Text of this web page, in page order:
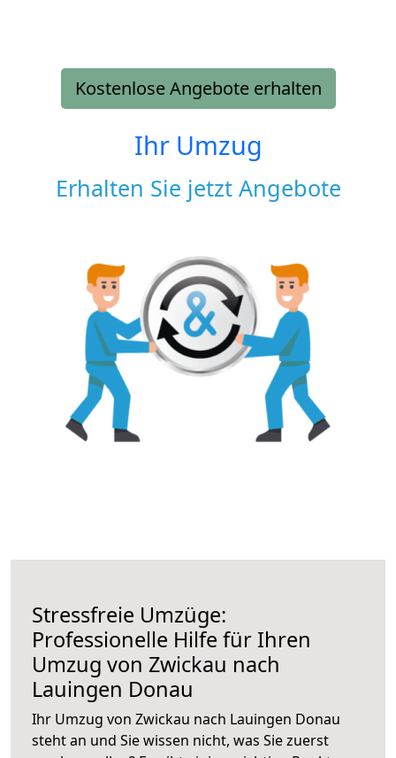
Kostenlose Angebote erhalten
Ihr Umzug
Erhalten Sie jetzt Angebote
Stressfreie Umzüge:
Professionelle Hilfe für Ihren
Umzug von Zwickau nach
Lauingen Donau
Ihr Umzug von Zwickau nach Lauingen Donau
steht an und Sie wissen nicht, was Sie zuerst